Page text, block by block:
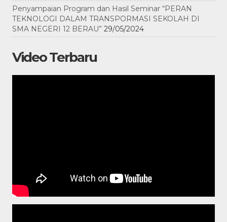
Penyampaian Program dan Hasil Seminar “PERAN
TEKNOLOGI DALAM TRANSPORMASI SEKOLAH DI
SMA NEGERI 12 BERAU” 29/05/2024
Video Terbaru